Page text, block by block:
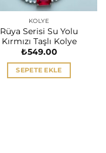
KOLYE
Rüya Serisi Su Yolu
Kırmızı Taşlı Kolye
₺549.00
SEPETE EKLE